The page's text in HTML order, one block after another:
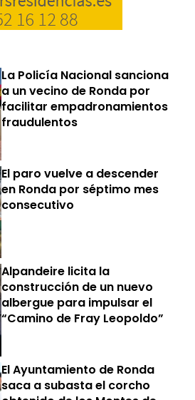
La Policía Nacional sanciona
a un vecino de Ronda por
facilitar empadronamientos
fraudulentos
El paro vuelve a descender
en Ronda por séptimo mes
consecutivo
Alpandeire licita la
construcción de un nuevo
albergue para impulsar el
“Camino de Fray Leopoldo”
El Ayuntamiento de Ronda
saca a subasta el corcho